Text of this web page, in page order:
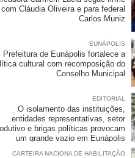
com Cláudia Oliveira e para federal
Carlos Muniz
EUNÁPOLIS
Prefeitura de Eunápolis fortalece a
cultural com recomposição do
Conselho Municipal
EDITORIAL
O isolamento das instituições,
entidades representativas, setor
e brigas políticas provocam
um grande vazio em Eunápolis
CARTEIRA NACIONA DE HABILITAÇÃO